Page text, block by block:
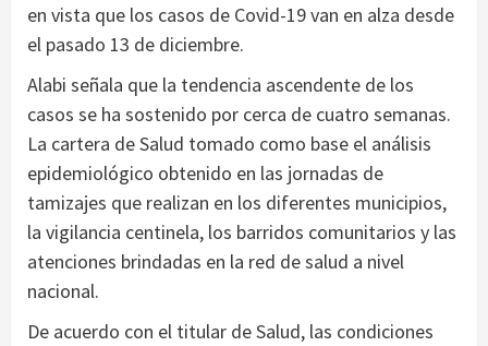
en vista que los casos de Covid-19 van en alza desde
el pasado 13 de diciembre.
Alabi señala que la tendencia ascendente de los
casos se ha sostenido por cerca de cuatro semanas.
La cartera de Salud tomado como base el análisis
epidemiológico obtenido en las jornadas de
tamizajes que realizan en los diferentes municipios,
la vigilancia centinela, los barridos comunitarios y las
atenciones brindadas en la red de salud a nivel
nacional.
De acuerdo con el titular de Salud, las condiciones